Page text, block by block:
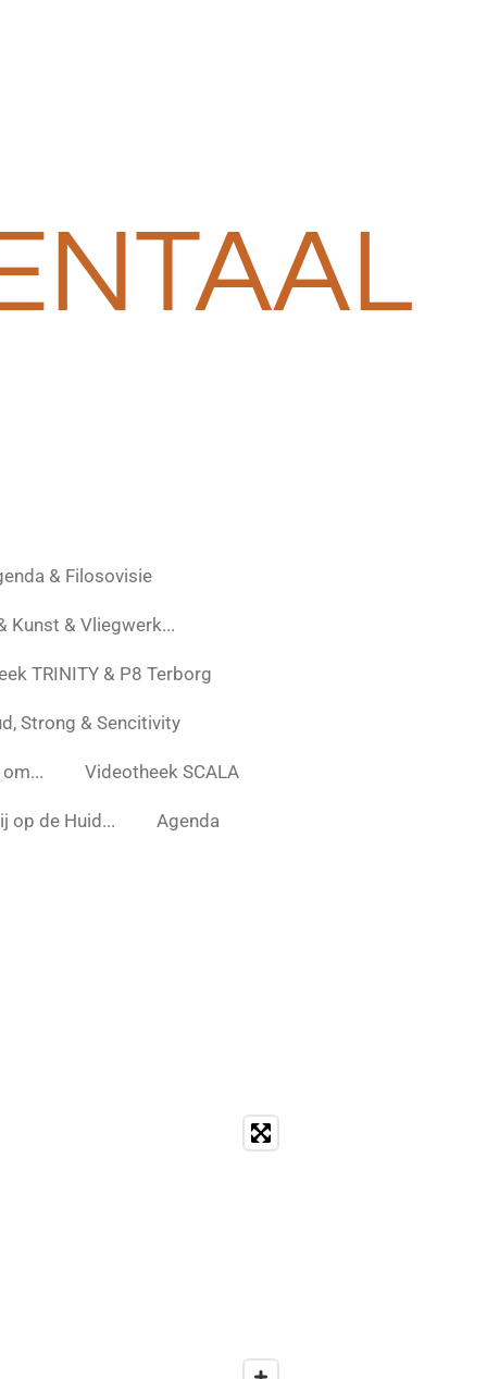
& Filosovisie
Kunst & Vliegwerk...
TRINITY & P8 Terborg
Strong & Sencitivity
Videotheek SCALA
op de Huid... Agenda